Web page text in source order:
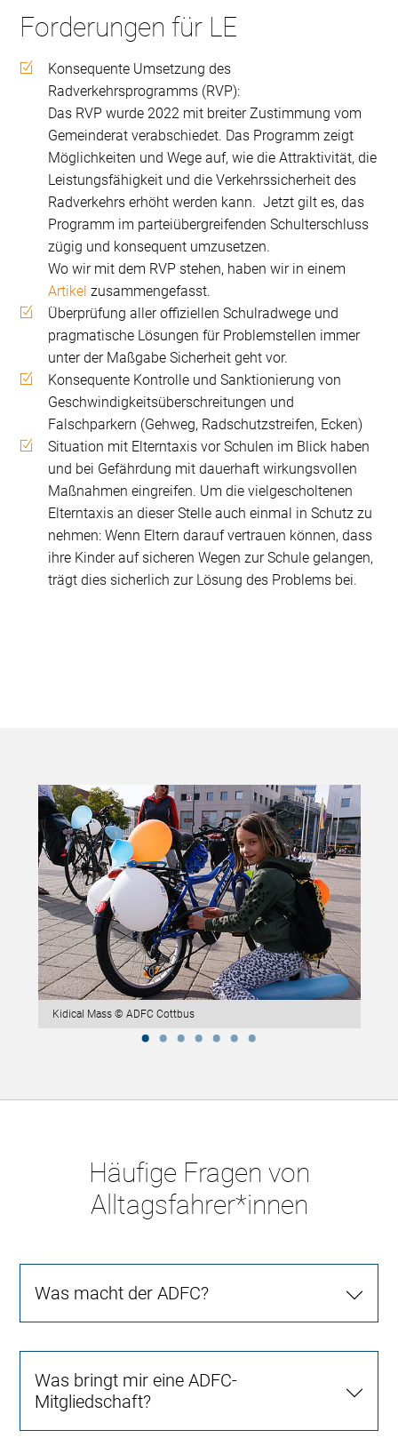
Forderungen für LE
Konsequente Umsetzung des
Radverkehrsprogramms (RVP):
Das RVP wurde 2022 mit breiter Zustimmung vom
Gemeinderat verabschiedet. Das Programm zeigt
Möglichkeiten und Wege auf, wie die Attraktivität, die
Leistungsfähigkeit und die Verkehrssicherheit des
Radverkehrs erhöht werden kann. Jetzt gilt es, das
Programm im parteiübergreifenden Schulterschluss
zügig und konsequent umzusetzen.
Wo wir mit dem RVP stehen, haben wir in einem
Artikel zusammengefasst.
Überprüfung aller offiziellen Schulradwege und
pragmatische Lösungen für Problemstellen immer
unter der Maßgabe Sicherheit geht vor.
Konsequente Kontrolle und Sanktionierung von
Geschwindigkeitsüberschreitungen und
Falschparkern (Gehweg, Radschutzstreifen, Ecken)
Situation mit Elterntaxis vor Schulen im Blick haben
und bei Gefährdung mit dauerhaft wirkungsvollen
Maßnahmen eingreifen. Um die vielgescholtenen
Elterntaxis an dieser Stelle auch einmal in Schutz zu
nehmen: Wenn Eltern darauf vertrauen können, dass
ihre Kinder auf sicheren Wegen zur Schule gelangen,
trägt dies sicherlich zur Lösung des Problems bei.
Kidical Mass © ADFC Cottbus
Häufige Fragen von
Alltagsfahrer*innen
Was macht der ADFC?
Was bringt mir eine ADFC-
Mitgliedschaft?